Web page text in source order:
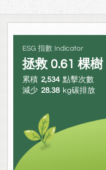
ESG 指數 Indicator
拯救 0.61 棵樹
累積 2,534 點擊次數
減少 28.38 kg碳排放